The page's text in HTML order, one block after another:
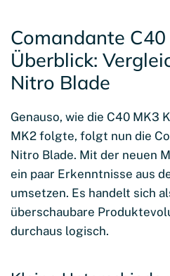
Comandante C40
Überblick:
Nitro Blade
Genauso, wie die C40 MK3
MK2 folgte, folgt nun die
Nitro Blade. Mit der neuen
ein paar Erkenntnisse aus
umsetzen. Es handelt sich
überschaubare
durchaus logisch.